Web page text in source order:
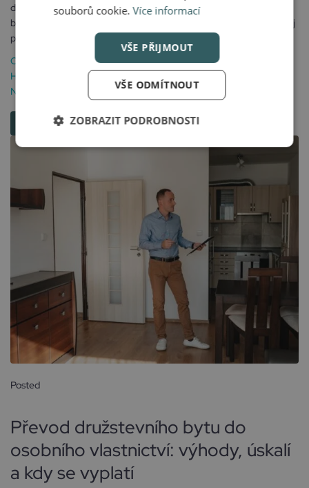
dnes naprosto běžná situace. V Praze se takto prodává velká část
bytů – lidé mění bydlení, stěhují se za prací, zvětšují či zmenšují svůj
prostor....
Chyby Při Prodeji Bytu,Právní Aspekty Prodeje,Prodej Bytu S
Hypotékou
Profesionální Odhad Ceny
Strategický Prodej
Nemovitosti
Úschova Kupní Ceny
Posted
Převod družstevního bytu do
osobního vlastnictví: výhody, úskalí
a kdy se vyplatí
souborů cookie. Více informací
VŠE PŘIJMOUT
VŠE ODMÍTNOUT
ZOBRAZIT PODROBNOSTI